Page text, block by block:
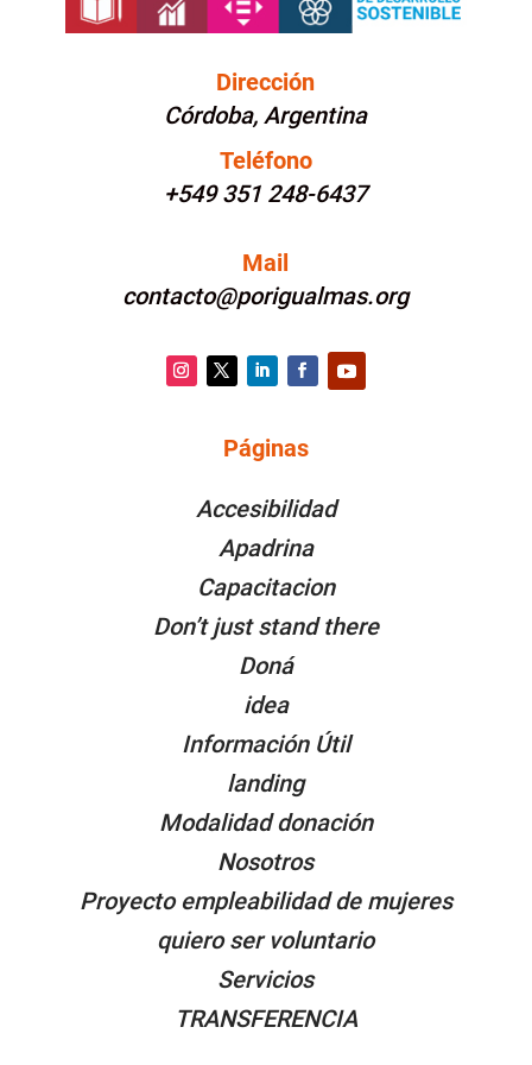
Dirección
Córdoba, Argentina
Teléfono
+549 351 248-6437
Mail
contacto@porigualmas.org
Facebook
Páginas
Accesibilidad
Apadrina
Capacitacion
Don’t just stand there
Doná
idea
Información Útil
landing
Modalidad donación
Nosotros
Proyecto empleabilidad de mujeres
quiero ser voluntario
Servicios
TRANSFERENCIA